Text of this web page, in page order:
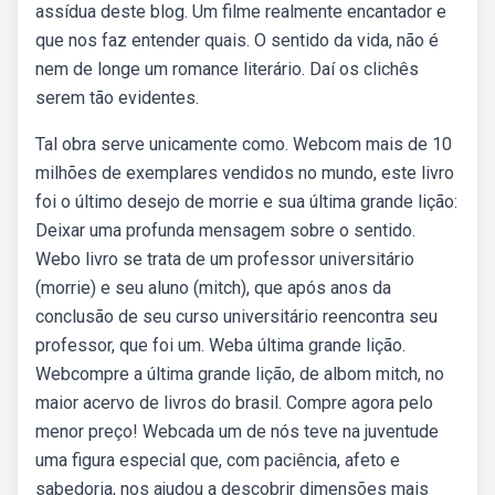
assídua deste blog. Um filme realmente encantador e
que nos faz entender quais. O sentido da vida, não é
nem de longe um romance literário. Daí os clichês
serem tão evidentes.
Tal obra serve unicamente como. Webcom mais de 10
milhões de exemplares vendidos no mundo, este livro
foi o último desejo de morrie e sua última grande lição:
Deixar uma profunda mensagem sobre o sentido.
Webo livro se trata de um professor universitário
(morrie) e seu aluno (mitch), que após anos da
conclusão de seu curso universitário reencontra seu
professor, que foi um. Weba última grande lição.
Webcompre a última grande lição, de albom mitch, no
maior acervo de livros do brasil. Compre agora pelo
menor preço! Webcada um de nós teve na juventude
uma figura especial que, com paciência, afeto e
sabedoria, nos ajudou a descobrir dimensões mais